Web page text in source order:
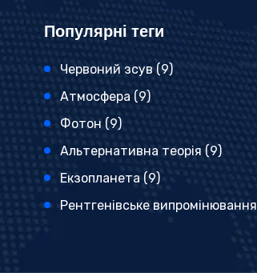
Популярні теги
Червоний зсув (9)
Атмосфера (9)
Фотон (9)
Альтернативна теорія (9)
Екзопланета (9)
Рентгенівське випромінювання